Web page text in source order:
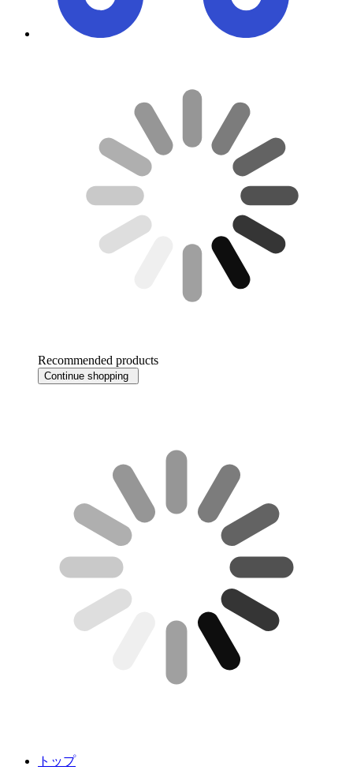
Recommended products
Continue shopping
トップ